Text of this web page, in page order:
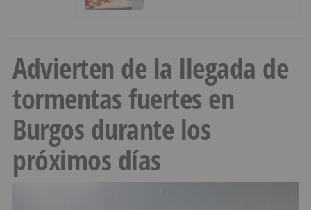
Advierten de la llegada de
tormentas fuertes en
Burgos durante los
próximos días